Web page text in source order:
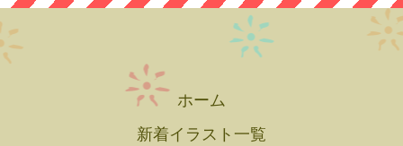
ホーム
新着イラスト一覧